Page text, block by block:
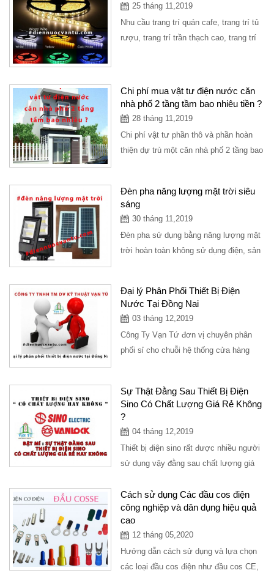
25 tháng 11,2019
Nhu cầu trang trí quán cafe, trang trí tủ
rượu, trang trí trần thạch cao, trang trí
Chi phí mua vật tư điện nước căn
nhà phố 2 tầng tầm bao nhiêu tiền ?
28 tháng 11,2019
Chi phí vật tư phần thô và phần hoàn
thiện dự trù một căn nhà phố 2 tầng bao
Đèn pha năng lượng mặt trời siêu
sáng
30 tháng 11,2019
Đèn pha sử dụng bằng năng lượng mặt
trời hoàn toàn không sử dụng điện, sản
Đại lý Phân Phối Thiết Bị Điện
Nước Tại Đồng Nai
03 tháng 12,2019
Công Ty Vạn Tứ đơn vị chuyên phân
phối sỉ cho chuỗi hệ thống cửa hàng
Sự Thật Đằng Sau Thiết Bị Điện
Sino Có Chất Lượng Giá Rẻ Không
?
04 tháng 12,2019
Thiết bị điện sino rất được nhiều người
sử dụng vậy đằng sau chất lượng giá
Cách sử dụng Các đầu cos điện
công nghiệp và dân dụng hiệu quả
cao
12 tháng 05,2020
Hướng dẫn cách sử dụng và lựa chọn
các loại đầu cos điện như đầu cos CE,